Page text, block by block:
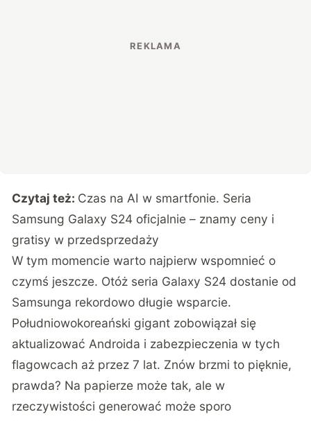
Czytaj też: Czas na AI w smartfonie. Seria
Samsung Galaxy S24 oficjalnie – znamy ceny i
gratisy w przedsprzedaży
W tym momencie warto najpierw wspomnieć o
czymś jeszcze. Otóż seria Galaxy S24 dostanie od
Samsunga rekordowo długie wsparcie.
Południowokoreański gigant zobowiązał się
aktualizować Androida i zabezpieczenia w tych
flagowcach aż przez 7 lat. Znów brzmi to pięknie,
prawda? Na papierze może tak, ale w
rzeczywistości generować może sporo